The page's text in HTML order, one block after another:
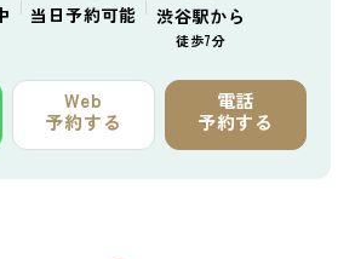
当日予約可能 渋谷駅から
徒歩7分
Web
予約する
電話
予約する